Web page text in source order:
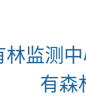
监测
有森